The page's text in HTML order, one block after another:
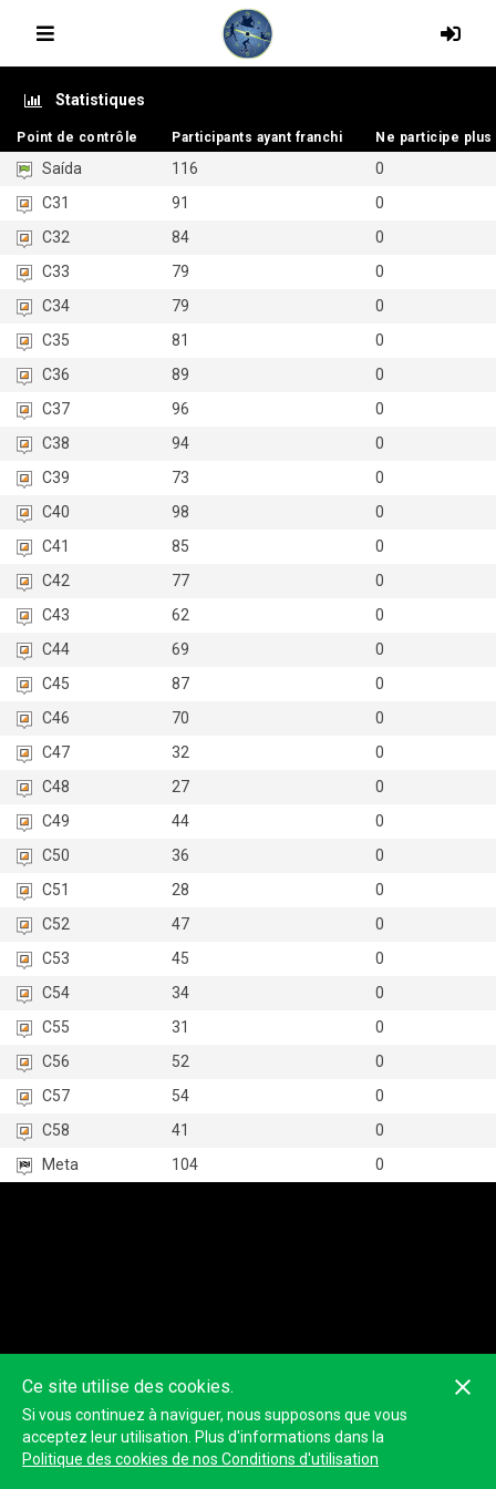
Statistiques
Point de contrôle Participants ayant franchi Ne participe plus
Saída 116
0
C31
91
0
C32
84
0
C33
79
0
C34
79
0
C35
81
0
C36
89
0
C37
96
0
C38
94
0
C39
73
0
C40
98
0
C41
85
0
C42
77
0
C43
62
0
C44
69
0
C45
87
0
C46
70
0
C47
32
0
C48
27
0
C49
44
0
C50
36
0
C51
28
0
C52
47
0
C53
45
0
C54
34
0
C55
31
0
C56
52
0
C57
54
0
C58
41
0
Meta
104 0
Point de contrôle Participants ayant franchi Ne participe plus
Ce site utilise des cookies.
Si vous continuez à naviguer, nous supposons que vous
acceptez leur utilisation. Plus d'informations dans la
Politique des cookies de nos Conditions d'utilisation